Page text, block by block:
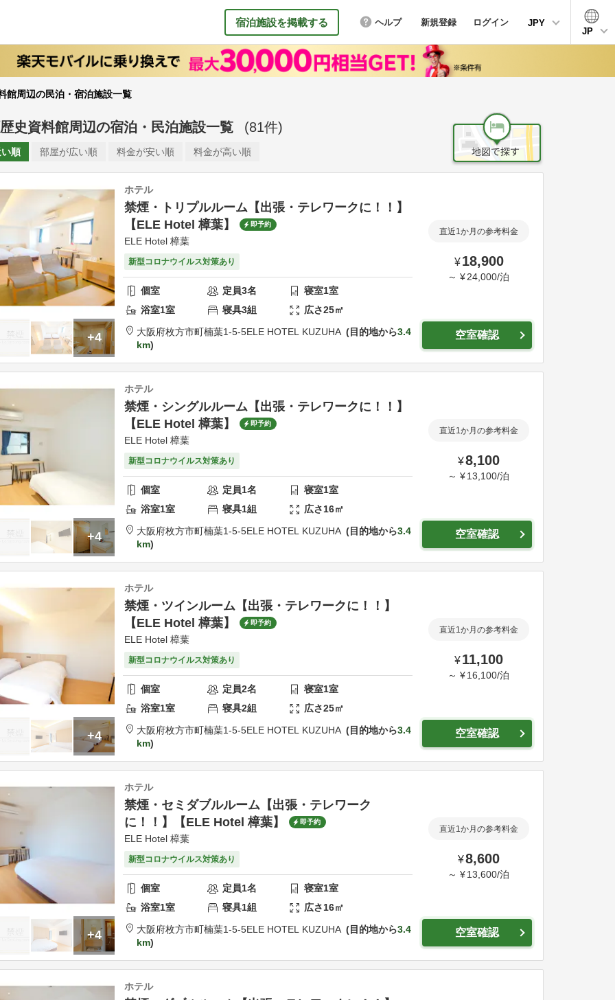
宿泊施設を掲載する ヘルプ 新規登録 ログイン
JPY
JP
館周辺の民泊・宿泊施設一覧
史資料館周辺の宿泊・民泊施設一覧 (81件)
順 部屋が広い順 料金が安い順 料金が高い順
+4
ホテル
禁煙・トリプルルーム【出張・テレワークに！！】
【ELE Hotel 樟葉】
即予約
ELE Hotel 樟葉
新型コロナウイルス対策あり
個室 定員3名 寝室1室
浴室1室 寝具3組 広さ25㎡
大阪府枚方市町楠葉1-5-5ELE HOTEL KUZUHA 目的地から3.4
km
直近1か月の参考料金
¥ 18,900
～ ¥ 24,000/泊
空室確認
+4
ホテル
禁煙・シングルルーム【出張・テレワークに！！】
【ELE Hotel 樟葉】
即予約
ELE Hotel 樟葉
新型コロナウイルス対策あり
個室 定員1名 寝室1室
浴室1室 寝具1組 広さ16㎡
大阪府枚方市町楠葉1-5-5ELE HOTEL KUZUHA 目的地から3.4
km
直近1か月の参考料金
¥8,100
～ ¥ 13,100/泊
空室確認
+4
ホテル
禁煙・ツインルーム【出張・テレワークに！！】
【ELE Hotel 樟葉】
即予約
ELE Hotel 樟葉
新型コロナウイルス対策あり
個室 定員2名 寝室1室
浴室1室 寝具2組 広さ25㎡
大阪府枚方市町楠葉1-5-5ELE HOTEL KUZUHA 目的地から3.4
km
直近1か月の参考料金
¥11,100
～ ¥ 16,100/泊
空室確認
+4
ホテル
禁煙・セミダブルルーム【出張・テレワーク
に！！】【ELE Hotel 樟葉】
即予約
ELE Hotel 樟葉
新型コロナウイルス対策あり
個室 定員1名 寝室1室
浴室1室 寝具1組 広さ16㎡
大阪府枚方市町楠葉1-5-5ELE HOTEL KUZUHA 目的地から3.4
km
直近1か月の参考料金
¥8,600
～ ¥ 13,600/泊
空室確認
ホテル